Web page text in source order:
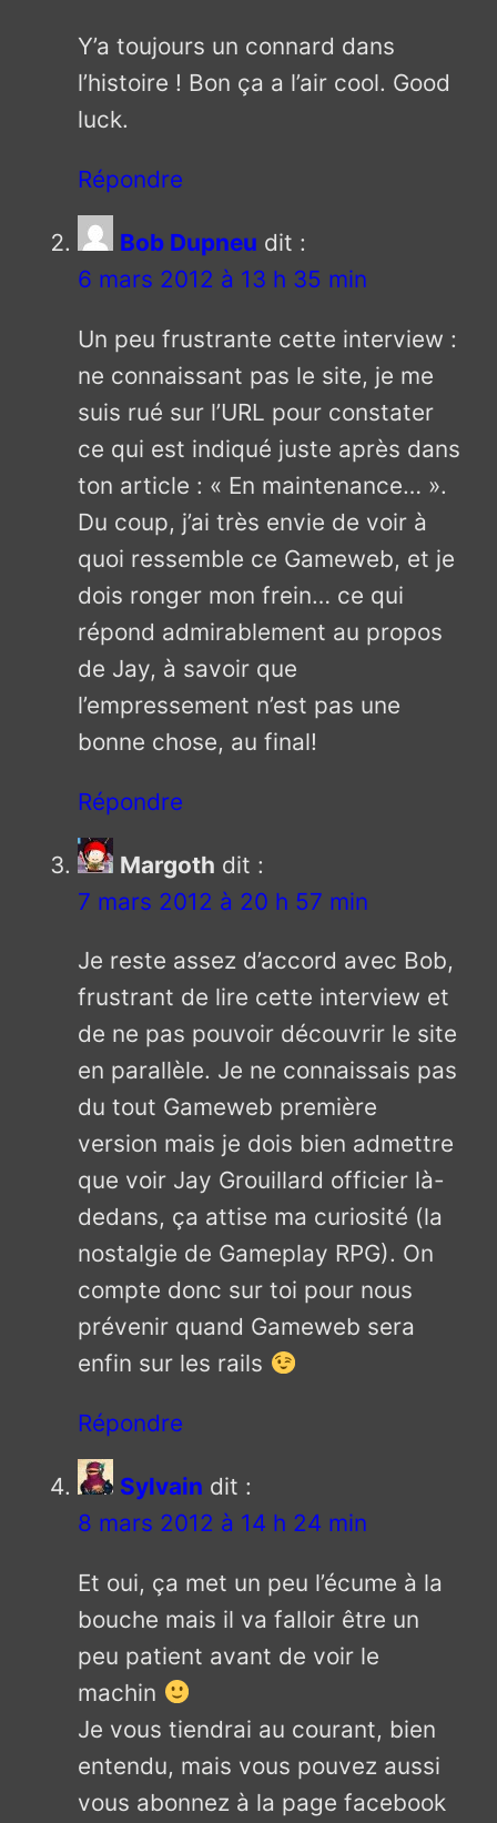
Y’a toujours un connard dans
l’histoire ! Bon ça a l’air cool. Good
luck.
Répondre
Bob Dupneu dit :
6 mars 2012 à 13 h 35 min
Un peu frustrante cette interview :
ne connaissant pas le site, je me
suis rué sur l’URL pour constater
ce qui est indiqué juste après dans
ton article : « En maintenance… ».
Du coup, j’ai très envie de voir à
quoi ressemble ce Gameweb, et je
dois ronger mon frein… ce qui
répond admirablement au propos
de Jay, à savoir que
l’empressement n’est pas une
bonne chose, au final!
Répondre
Margoth dit :
7 mars 2012 à 20 h 57 min
Je reste assez d’accord avec Bob,
frustrant de lire cette interview et
de ne pas pouvoir découvrir le site
en parallèle. Je ne connaissais pas
du tout Gameweb première
version mais je dois bien admettre
que voir Jay Grouillard officier là-
dedans, ça attise ma curiosité (la
nostalgie de Gameplay RPG). On
compte donc sur toi pour nous
prévenir quand Gameweb sera
enfin sur les rails
Répondre
Sylvain dit :
8 mars 2012 à 14 h 24 min
Et oui, ça met un peu l’écume à la
bouche mais il va falloir être un
peu patient avant de voir le
machin
Je vous tiendrai au courant, bien
entendu, mais vous pouvez aussi
vous abonnez à la page facebook